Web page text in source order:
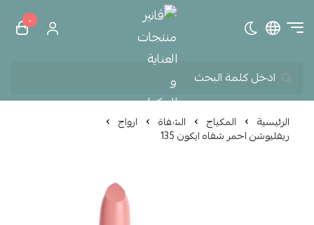
تبديل الوضع الداكنڤانير منتجات العناية و
٠
الرئيسية المكياج الشفاة ارواج
ريفليوشن احمر شفاه ايكون 135